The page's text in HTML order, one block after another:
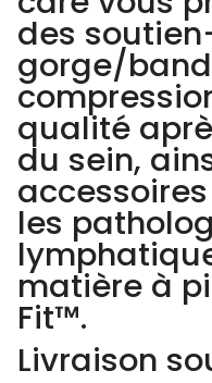
des
gorge/
qualité
du sein,
les
matière à
Fit™.
Livraison